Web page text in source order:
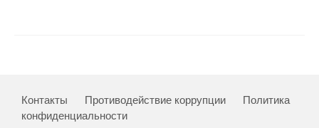
Номера журналов
Контакты Противодействие коррупции
Политика
конфиденциальности